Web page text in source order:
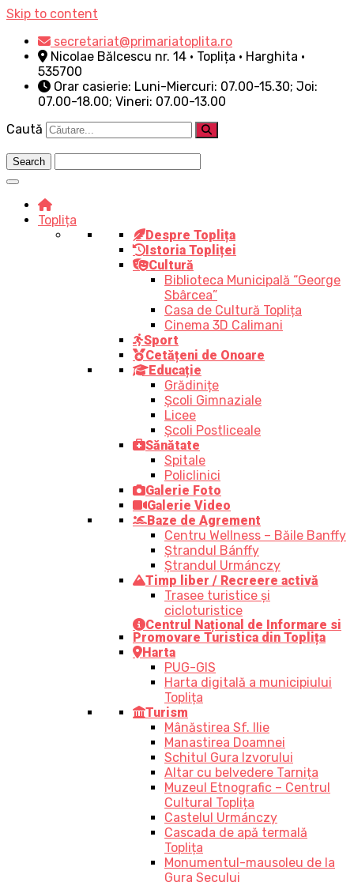
Skip to content
secretariat@primariatoplita.ro
Nicolae Bălcescu nr. 14 • Toplița • Harghita •
535700
Orar casierie: Luni-Miercuri: 07.00-15.30; Joi:
07.00-18.00; Vineri: 07.00-13.00
Caută
Toplița
Despre Toplița
Istoria Topliței
Cultură
Biblioteca Municipală “George
Sbârcea”
Casa de Cultură Toplița
Cinema 3D Calimani
Sport
Cetățeni de Onoare
Educație
Grădinițe
Școli Gimnaziale
Licee
Școli Postliceale
Sănătate
Spitale
Policlinici
Galerie Foto
Galerie Video
Baze de Agrement
Centru Wellness – Băile Banffy
Ștrandul Bánffy
Ștrandul Urmánczy
Timp liber / Recreere activă
Trasee turistice şi
cicloturistice
Centrul Național de Informare si
Promovare Turistica din Toplița
Harta
PUG-GIS
Harta digitală a municipiului
Toplița
Turism
Mânăstirea Sf. Ilie
Manastirea Doamnei
Schitul Gura Izvorului
Altar cu belvedere Tarnița
Muzeul Etnografic – Centrul
Cultural Toplița
Castelul Urmánczy
Cascada de apă termală
Toplița
Monumentul-mausoleu de la
Gura Secului